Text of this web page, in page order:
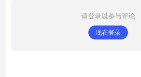
请登录以参与评论
现在登录